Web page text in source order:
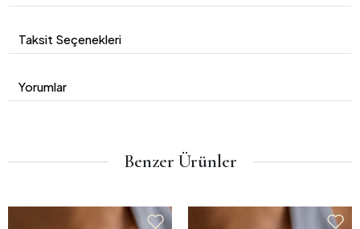
Taksit Seçenekleri
Yorumlar
Benzer Ürünler